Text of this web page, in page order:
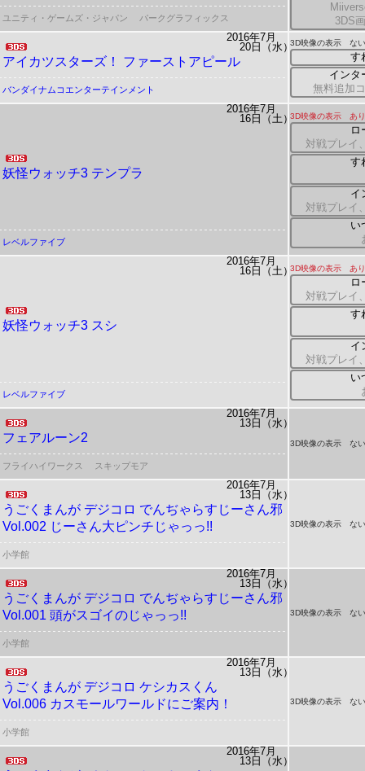
3DS
ユニティ・ゲームズ・ジャパン パークグラフィックス
2016年7月
20日（水）
アイカツスターズ！ ファーストアピール
3D映像の表示 な
す
インタ
無料追加
バンダイナムコエンターテインメント
2016年7月
16日（土）
妖怪ウォッチ3 テンプラ
3D映像の表示 あり
ロ
対戦プレイ
す
イ
対戦プレイ
い
レベルファイブ
2016年7月
16日（土）
妖怪ウォッチ3 スシ
3D映像の表示 あり
ロ
対戦プレイ
す
イ
対戦プレイ
い
レベルファイブ
2016年7月
13日（水）
フェアルーン2 3D映像の表示 な
フライハイワークス スキップモア
2016年7月
13日（水）
うごくまんが デジコロ でんぢゃらすじーさん邪
Vol.002 じーさん大ピンチじゃっっ!!
3D映像の表示 な
小学館
2016年7月
13日（水）
うごくまんが デジコロ でんぢゃらすじーさん邪
Vol.001 頭がスゴイのじゃっっ!!
3D映像の表示 な
小学館
2016年7月
13日（水）
うごくまんが デジコロ ケシカスくん
Vol.006 カスモールワールドにご案内！
3D映像の表示 な
小学館
2016年7月
13日（水）